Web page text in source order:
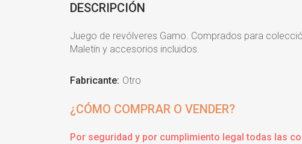
DESCRIPCIÓN
Juego de revólveres Gamo. Comprados para
Maletín y accesorios incluidos.
Fabricante: Otro
¿CÓMO COMPRAR O VENDER?
Por seguridad y por cumplimiento legal todas las